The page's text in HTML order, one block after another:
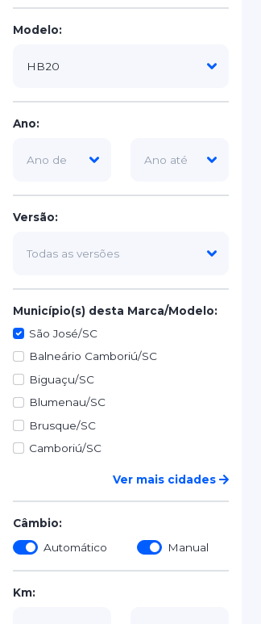
Modelo:
Ano:
Versão:
Município(s) desta Marca/Modelo:
São José/SC
Balneário Camboriú/SC
Biguaçu/SC
Blumenau/SC
Brusque/SC
Camboriú/SC
Ver mais cidades
Câmbio:
Automático
Manual
Km: